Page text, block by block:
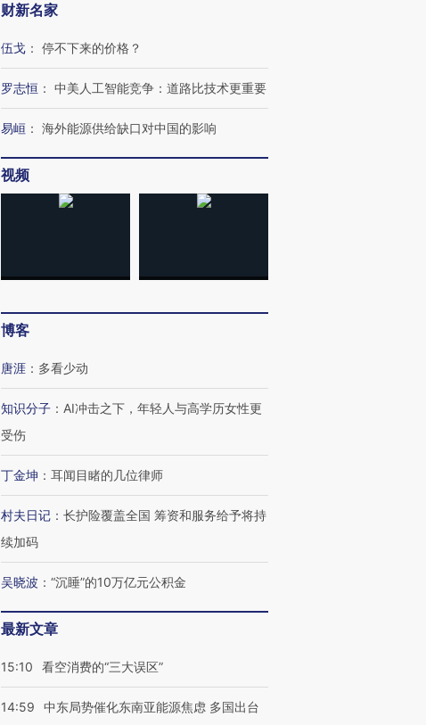
财新名家
伍戈 ： 停不下来的价格？
罗志恒 ： 中美人工智能竞争：道路比技术更重要
易峘 ： 海外能源供给缺口对中国的影响
视频
博客
唐涯 ： 多看少动
知识分子 ： AI冲击之下，年轻人与高学历女性更
受伤
丁金坤 ： 耳闻目睹的几位律师
村夫日记 ： 长护险覆盖全国 筹资和服务给予将持
续加码
吴晓波 ： “沉睡”的10万亿元公积金
最新文章
15:10 看空消费的“三大误区”
14:59
中东局势催化东南亚能源焦虑 多国出台